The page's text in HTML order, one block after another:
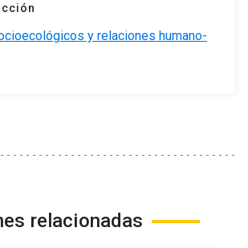
y relaciones humano-
relacionadas